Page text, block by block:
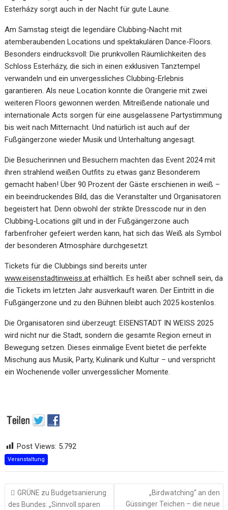
Esterházy sorgt auch in der Nacht für gute Laune.
Am Samstag steigt die legendäre Clubbing-Nacht mit
atemberaubenden Locations und spektakulären Dance-Floors.
Besonders eindrucksvoll: Die prunkvollen Räumlichkeiten des
Schloss Esterházy, die sich in einen exklusiven Tanztempel
verwandeln und ein unvergessliches Clubbing-Erlebnis
garantieren. Als neue Location konnte die Orangerie mit zwei
weiteren Floors gewonnen werden. Mitreißende nationale und
internationale Acts sorgen für eine ausgelassene Partystimmung
bis weit nach Mitternacht. Und natürlich ist auch auf der
Fußgängerzone wieder Musik und Unterhaltung angesagt.
Die Besucherinnen und Besuchern machten das Event 2024 mit
ihren strahlend weißen Outfits zu etwas ganz Besonderem
gemacht haben! Über 90 Prozent der Gäste erschienen in weiß –
ein beeindruckendes Bild, das die Veranstalter und Organisatoren
begeistert hat. Denn obwohl der strikte Dresscode nur in den
Clubbing-Locations gilt und in der Fußgängerzone auch
farbenfroher gefeiert werden kann, hat sich das Weiß als Symbol
der besonderen Atmosphäre durchgesetzt.
Tickets für die Clubbings sind bereits unter
www.eisenstadtinweiss.at erhältlich. Es heißt aber schnell sein, da
die Tickets im letzten Jahr ausverkauft waren. Der Eintritt in die
Fußgängerzone und zu den Bühnen bleibt auch 2025 kostenlos.
Die Organisatoren sind überzeugt: EISENSTADT IN WEISS 2025
wird nicht nur die Stadt, sondern die gesamte Region erneut in
Bewegung setzen. Dieses einmalige Event bietet die perfekte
Mischung aus Musik, Party, Kulinarik und Kultur – und verspricht
ein Wochenende voller unvergesslicher Momente.
Post Views: 5.792
Veranstaltung
Beitragsnavigation
GRÜNE zu Budgetsanierung
des Bundes: „Sinnvoll sparen
„Birdwatching“ an den
Güssinger Teichen – die neue